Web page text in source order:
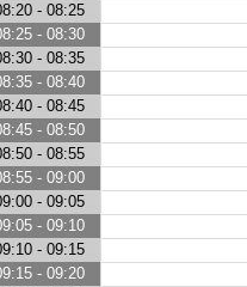
- 08:25
- 08:30
- 08:35
- 08:40
- 08:45
- 08:50
- 08:55
- 09:00
- 09:05
- 09:10
- 09:15
- 09:20